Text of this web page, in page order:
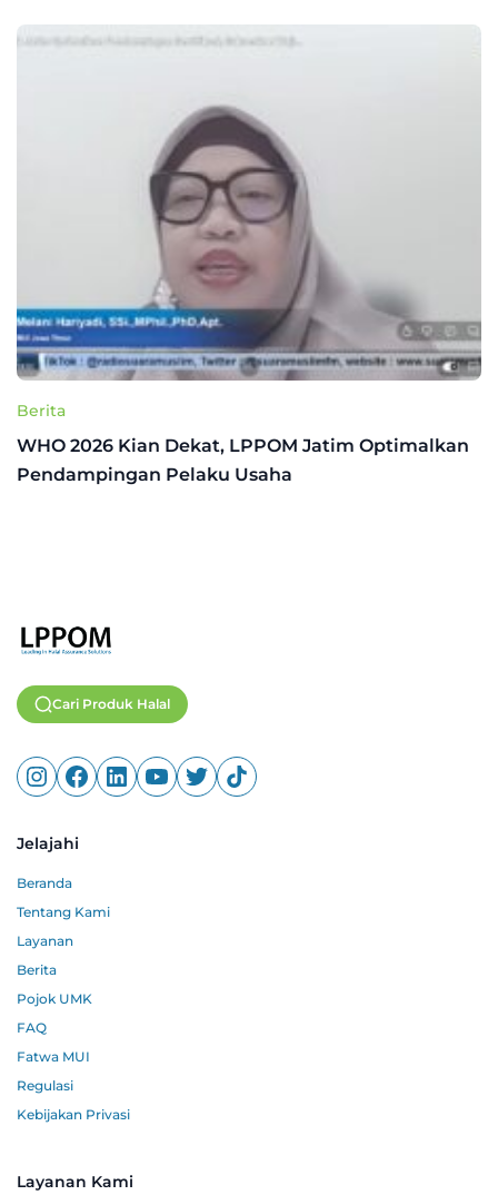
Berita
WHO 2026 Kian Dekat, LPPOM Jatim Optimalkan
Pendampingan Pelaku Usaha
Cari Produk Halal
Jelajahi
Beranda
Tentang Kami
Layanan
Berita
Pojok UMK
FAQ
Fatwa MUI
Regulasi
Kebijakan Privasi
Layanan Kami